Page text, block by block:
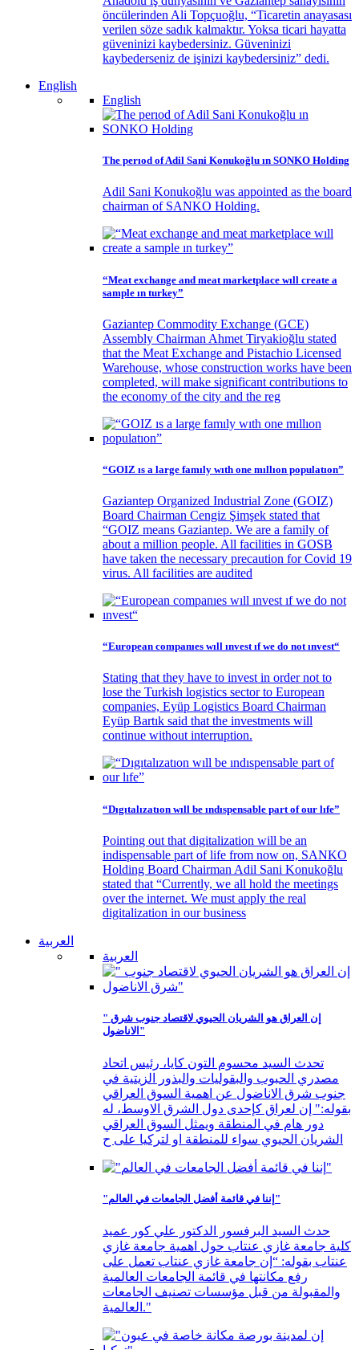
öncülerinden Ali Topçuoğlu, “Ticaretin anayasası
verilen söze sadık kalmaktır. Yoksa ticari hayatta
güveninizi kaybedersiniz. Güveninizi
kaybederseniz de işinizi kaybedersiniz” dedi.
English
English
The perıod of Adil Sani Konukoğlu ın SONKO Holding
Adil Sani Konukoğlu was appointed as the board
chairman of SANKO Holding.
“Meat exchange and meat marketplace wıll create a
sample ın turkey”
Gaziantep Commodity Exchange (GCE)
Assembly Chairman Ahmet Tiryakioğlu stated
that the Meat Exchange and Pistachio Licensed
Warehouse, whose construction works have been
completed, will make significant contributions to
the economy of the city and the reg
“GOIZ ıs a large famıly wıth one mıllıon populatıon”
Gaziantep Organized Industrial Zone (GOIZ)
Board Chairman Cengiz Şimşek stated that
“GOIZ means Gaziantep. We are a family of
about a million people. All facilities in GOSB
have taken the necessary precaution for Covid 19
virus. All facilities are audited
“European companıes wıll ınvest ıf we do not ınvest“
Stating that they have to invest in order not to
lose the Turkish logistics sector to European
companies, Eyüp Logistics Board Chairman
Eyüp Bartık said that the investments will
continue without interruption.
“Dıgıtalızatıon wıll be ındıspensable part of our lıfe”
Pointing out that digitalization will be an
indispensable part of life from now on, SANKO
Holding Board Chairman Adil Sani Konukoğlu
stated that “Currently, we all hold the meetings
over the internet. We must apply the real
digitalization in our business
العربية
العربية
" إن العراق هو الشريان الحيوي لاقتصاد جنوب شرق
الاناضول"
تحدث السيد محسوم التون كايا، رئيس اتحاد
مصدري الحبوب والبقوليات والبذور الزيتية في
جنوب شرق الاناضول عن اهمية السوق العراقي
بقوله:" إن لعراق كإحدى دول الشرق الاوسط، له
دور هام في المنطقة ويمثل السوق العراقي
الشريان الحيوي سواء للمنطقة او لتركيا على ح
"إننا في قائمة أفضل الجامعات في العالم"
حدث السيد البرفسور الدكتور علي كور عميد
كلية جامعة غازي عنتاب حول اهمية جامعة غازي
عنتاب بقوله: “إن جامعة غازي عنتاب تعمل على
رفع مكانتها في قائمة الجامعات العالمية
والمقبولة من قبل مؤسسات تصنيف الجامعات
العالمية."